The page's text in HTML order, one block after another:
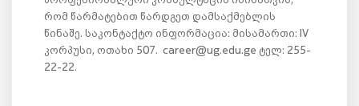
რომ წარმატებით წარდგეთ დამსაქმებლის
წინაშე. საკონტაქტო ინფორმაცია: მისამართი: IV
კორპუსი, ოთახი 507. career@ug.edu.ge ტელ: 255-
22-22.